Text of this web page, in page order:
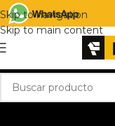
Skip to navigation
Skip to main content